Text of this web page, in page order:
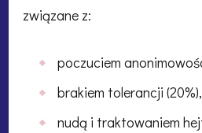
związane z:
poczuciem
brakiem tolerancji (20%),
nudą i traktowaniem